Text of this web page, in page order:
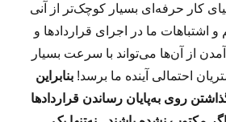
کار حرفه‌ای بسیار کوچک‌تر از آنی
اشتباهات ما در اجرای قراردادها و
از آن‌ها می‌تواند با سرعت بسیار
احتمالی آینده ما برسد!بنابراین
روی به‌پایان رساندن قراردادها